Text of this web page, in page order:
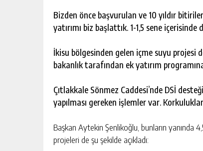
Bizden önce başvurulan ve 10 yıldır
yatırımı biz başlattık. 1-1,5 sene
İkisu bölgesinden gelen içme suyu projesi
bakanlık tarafından ek yatırım
Çıtlakkale Sönmez Caddesi’nde DSİ
yapılması gereken işlemler var.
Başkan Aytekin Şenlikoğlu, bunların yanında
projeleri de şu şekilde açıkladı: